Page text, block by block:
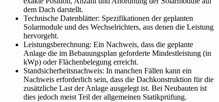
dem Dach darstellt.
Technische Datenblätter: Spezifikationen der geplanten
Solarmodule und des Wechselrichters, aus denen die Leistung
hervorgeht.
Leistungsberechnung: Ein Nachweis, dass die geplante
Anlage die im Bebauungsplan geforderte Mindestleistung (in
kWp) oder Flächenbelegung erreicht.
Standsicherheitsnachweis: In manchen Fällen kann ein
Nachweis erforderlich sein, dass die Dachkonstruktion für die
zusätzliche Last der Anlage ausgelegt ist. Bei Neubauten ist
dies jedoch meist Teil der allgemeinen Statikprüfung.